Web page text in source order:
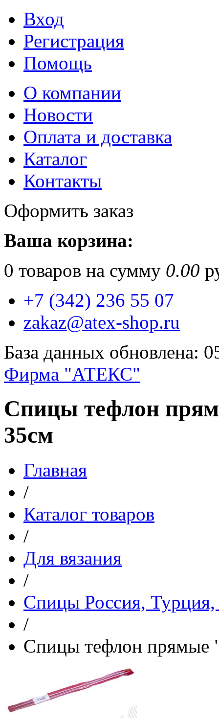
Вход
Регистрация
Помощь
О компании
Новости
Оплата и доставка
Каталог
Контакты
Оформить заказ
Ваша корзина:
0 товаров на сумму 0.00
+7 (342) 236 55 07
zakaz@atex-shop.ru
База данных обновлена:
Фирма "АТЕКС"
Спицы тефлон
35см
Главная
/
Каталог товаров
/
Для вязания
/
Спицы Россия,
/
Спицы тефлон